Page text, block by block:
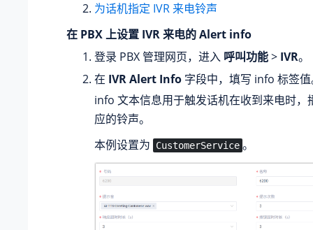
为话机指定 IVR 来电铃声
在 PBX 上设置 IVR 来电的 Alert info
登录 PBX 管理网页，进入 呼叫功能> IVR。
在 IVR Alert Info 字段中，填写 info 标签
info 文本信息用于触发话机在收到来电时，
应的铃声。
本例设置为
CustomerService 。